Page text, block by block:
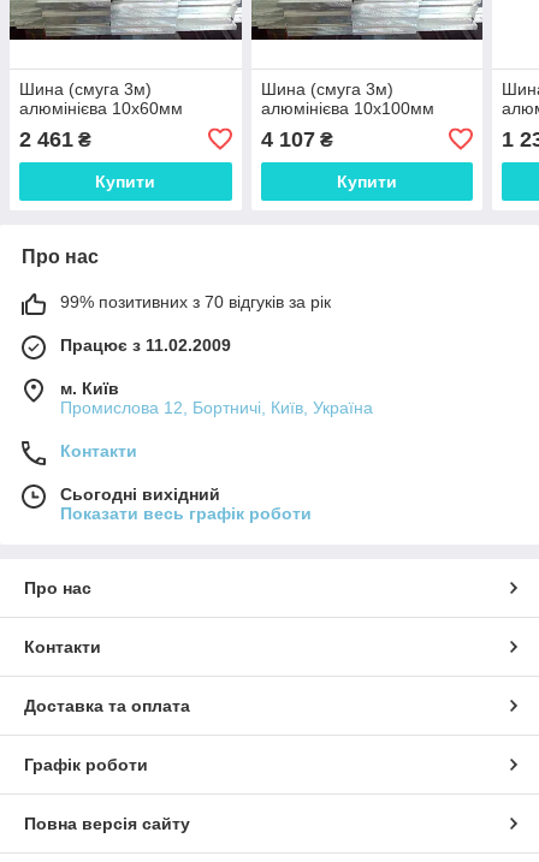
Шина (смуга 3м)
алюмінієва 10х60мм
2 461 ₴
Купити
Шина (смуга 3м)
алюмінієва 10х100мм
4 107₴
Купити
1
Про нас
99% позитивних з 70 відгуків за рік
Працює з 11.02.2009
м. Київ
Промислова 12, Бортничі, Київ, Україна
Контакти
Сьогодні вихідний
Показати весь графік роботи
Про нас
Контакти
Доставка та оплата
Графік роботи
Повна версія сайту